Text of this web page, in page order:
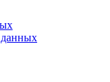
данных